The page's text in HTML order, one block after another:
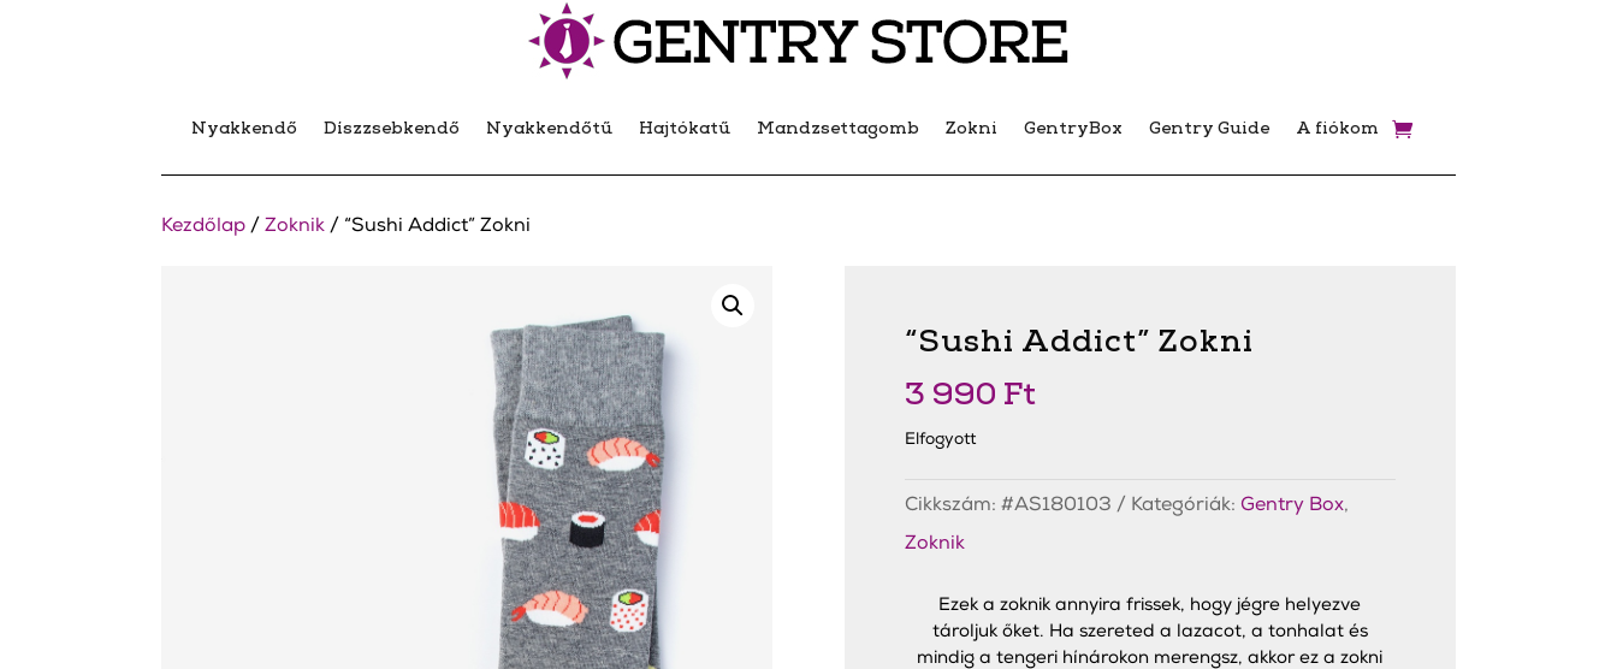
Nyakkendő Díszzsebkendő Nyakkendőtű Hajtókatű Mandzsettagomb Zokni GentryBox Gentry Guide A fiókom
Kezdőlap /Zoknik / “Sushi Addict” Zokni
“Sushi Addict” Zokni
3 990 Ft
Elfogyott
Cikkszám: #AS180103 Kategóriák: Gentry Box,
Zoknik
Ezek a zoknik annyira frissek, hogy jégre helyezve
tároljuk őket. Ha szereted a lazacot, a tonhalat és
mindig a tengeri hínárokon merengsz, akkor ez a zokni